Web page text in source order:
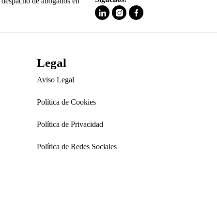
Legal
Aviso Legal
Política de Cookies
Política de Privacidad
Política de Redes Sociales